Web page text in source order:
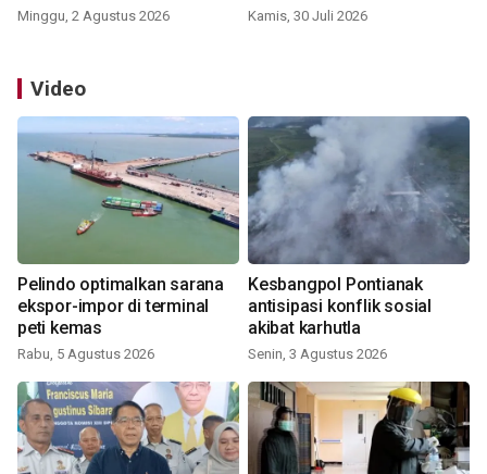
Minggu, 2 Agustus 2026 Kamis, 30 Juli 2026
Video
Pelindo optimalkan sarana
ekspor-impor di terminal
peti kemas
Rabu, 5 Agustus 2026
Kesbangpol Pontianak
antisipasi konflik sosial
akibat karhutla
Senin, 3 Agustus 2026